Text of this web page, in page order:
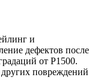
и
дефектов после
от Р1500.
повреждений